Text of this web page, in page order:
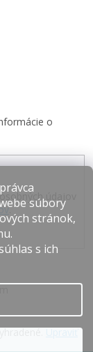
súbory
stránok,
s ich
o
údajov
.